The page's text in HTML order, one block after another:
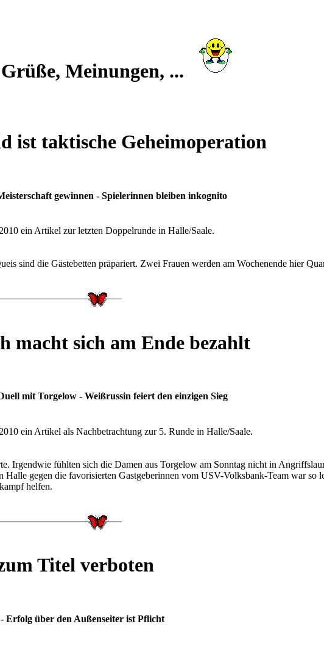
Meinungen, ...
ist taktische Geheimoperation
gewinnen - Spielerinnen bleiben inkognito
ein Artikel zur letzten Doppelrunde in Halle/Saale.
sind die Gästebetten präpariert. Zwei Frauen werden am Wochenende hier
macht sich am Ende bezahlt
mit Torgelow - Weißrussin feiert den einzigen Sieg
ein Artikel als Nachbetrachtung zur 5. Runde in Halle/Saale.
Irgendwie fühlten sich die Damen aus Torgelow am Sonntag nicht in
gegen die favorisierten Gastgeberinnen vom USV-Volksbank-Team war so
helfen.
Titel verboten
Erfolg über den Außenseiter ist Pflicht